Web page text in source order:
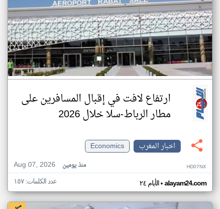
ارتفاع لافت في إقبال المسافرين على
مطار الرباط-سلا خلال 2026
اخبار المغرب
Economics
Aug 07, 2026
منذ يومين HD07NX
الأيام ٢٤• alayam24.com عدد الكلمات: ١٥٧